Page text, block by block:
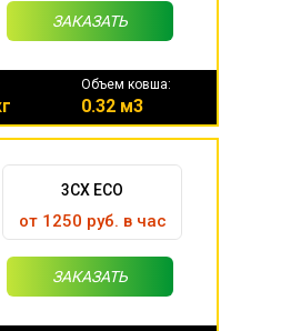
ЗАКАЗАТЬ
Объем ковша:
0.32 м3
3CX ECO
от 1250 руб. в час
ЗАКАЗАТЬ